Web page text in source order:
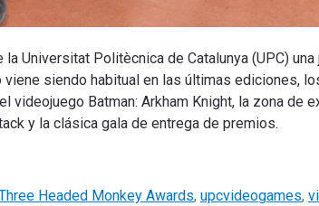
Universitat Politècnica de Catalunya (UPC)
viene siendo habitual en las últimas ediciones,
videojuego Batman: Arkham Knight, la zona de
y la clásica gala de entrega de premios.
Headed Monkey Awards, upcvideogames,